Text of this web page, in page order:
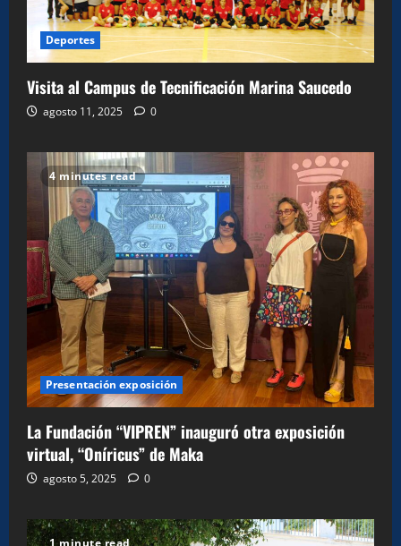
Deportes
Visita al Campus de Tecnificación Marina Saucedo
agosto 11, 2025 0
4 minutes read
Presentación exposición
La Fundación “VIPREN” inauguró otra exposición
virtual, “Oníricus” de Maka
agosto 5, 2025 0
1 minute read